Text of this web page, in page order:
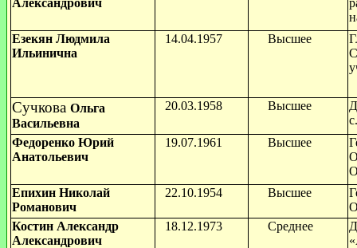
Александрович
Езекян Людмила
Ильинична
14.04.1957 Высшее
Сучкова Ольга
Васильевна
20.03.1958 Высшее
Федоренко Юрий
Анатольевич
19.07.1961 Высшее
Епихин Николай
Романович
22.10.1954 Высшее
Костин Александр
Александрович
18.12.1973 Среднее